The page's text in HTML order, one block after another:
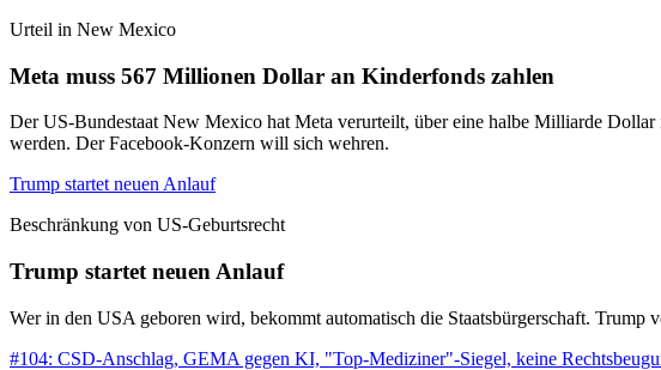
Urteil in New Mexico
Meta muss 567 Millionen Dollar an Kinderfonds zahlen
Der US-Bundestaat New Mexico hat Meta verurteilt, über eine halbe Milliarde
werden. Der Facebook-Konzern will sich wehren.
Trump startet neuen Anlauf
Beschränkung von US-Geburtsrecht
Trump startet neuen Anlauf
Wer in den USA geboren wird, bekommt automatisch die Staatsbürgerschaft. Trump
#104: CSD-Anschlag, GEMA gegen KI, "Top-Mediziner"-Siegel, keine